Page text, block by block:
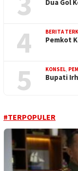
Dua Gol
4 BERITA
Pemkot
5 KONSEL
Bupati
#TERPOPULER